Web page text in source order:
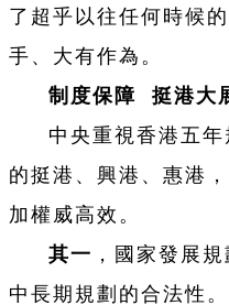
了超乎以往任何時候
手、大有作為。
制度保障 挺港大
中央重視香港五
的挺港、興港、惠港
加權威高效。
其一 ，國家發展
中長期規劃的合法性